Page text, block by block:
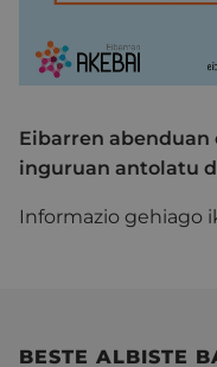
Eibarren abenduan
inguruan antolatu
Informazio gehiago
BESTE ALBISTE